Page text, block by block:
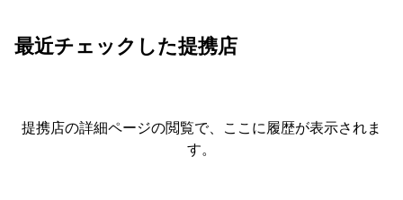
最近チェックした提携店
提携店の詳細ページの閲覧で、ここに履歴が表示されま
す。